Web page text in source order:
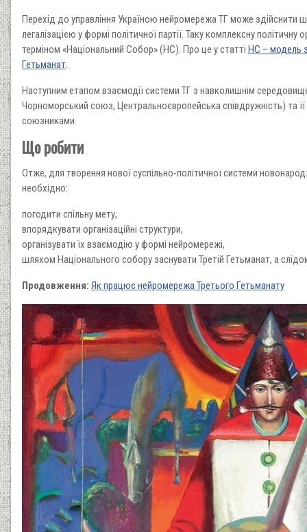
Перехід до управління Україною нейромережа ТГ може здійснити
легалізацією у формі політичної партії. Таку комплексну політичну
терміном «Національний Собор» (НС). Про це у статті НС – модель
Гетьманат.
Наступним етапом взаємодії системи ТГ з навколишнім
Чорноморський союз, Центральноєвропейська співдружність) та
союзниками.
Що робити
Отже, для творення нової суспільно-політичної системи
необхідно:
погодити спільну мету,
впорядкувати організаційні структури,
організувати їх взаємодію у формі нейромережі,
шляхом Національного собору заснувати Третій Гетьманат, а
Продовження: Як працює нейромережа Третього Гетьманату